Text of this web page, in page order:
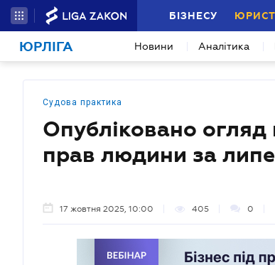
БІЗНЕСУ
ЮРЛІГА Новини Аналітика
Судова практика
Опубліковано огляд
прав людини за
17 жовтня 2025, 10:00 405 0